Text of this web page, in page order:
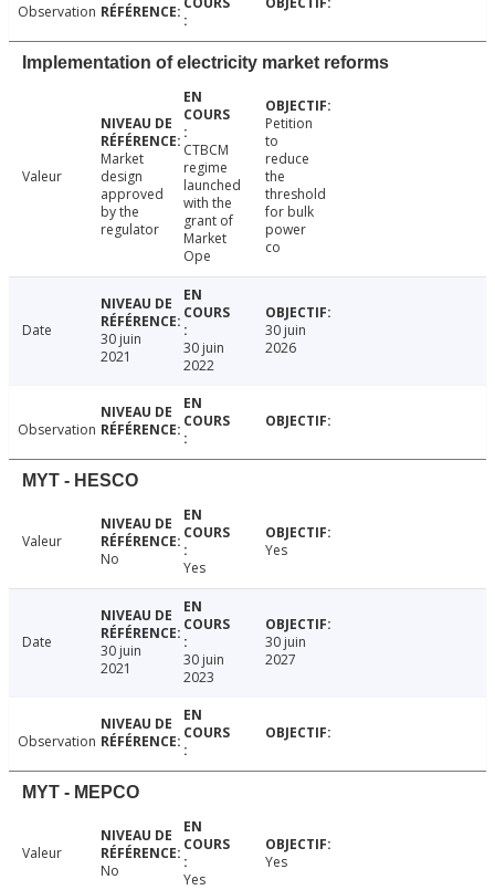
Observation
Implementation of electricity market reforms
Valeur
Market
design
approved
by the
regulator
CTBCM
regime
launched
with the
grant of
Market
Ope
Petition
to
reduce
the
threshold
for bulk
power
co
Date
30 juin
2021
30 juin
2022
30 juin
2026
Observation
MYT - HESCO
Valeur
No
Yes
Yes
Date
30 juin
2021
30 juin
2023
30 juin
2027
Observation
MYT - MEPCO
Valeur
No
Yes
Yes